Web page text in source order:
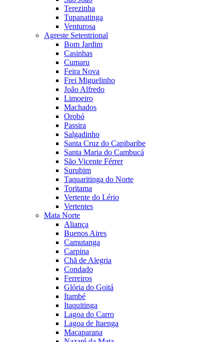
Terezinha
Tupanatinga
Venturosa
Agreste Setentrional
Bom Jardim
Casinhas
Cumaru
Feira Nova
Frei Miguelinho
João Alfredo
Limoeiro
Machados
Orobó
Passira
Salgadinho
Santa Cruz do Capibaribe
Santa Maria do Cambucá
São Vicente Férrer
Surubim
Taquaritinga do Norte
Toritama
Vertente do Lério
Vertentes
Mata Norte
Aliança
Buenos Aires
Camutanga
Carpina
Chã de Alegria
Condado
Ferreiros
Glória do Goitá
Itambé
Itaquitinga
Lagoa do Carro
Lagoa de Itaenga
Macaparana